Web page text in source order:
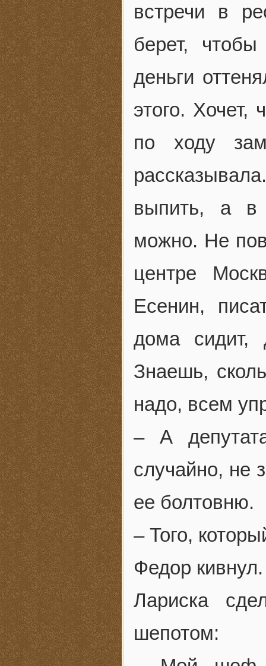
встречи в
берет,
деньги
этого. Хочет,
по ходу
выпить, а в
можно. Не
центре
Есенин,
дома сидит,
Знаешь,
надо, всем
– А
случайно, не
ее болтовню.
– Того,
Федор кивнул.
Лариска
шепотом: